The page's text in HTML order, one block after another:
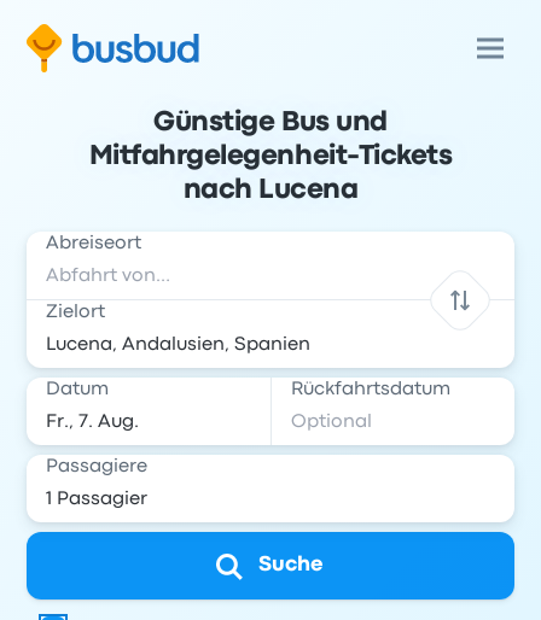
Günstige Bus und
Mitfahrgelegenheit-Tickets
nach Lucena
Abreiseort
Zielort
Datum Rückfahrtsdatum
Passagiere
Suche